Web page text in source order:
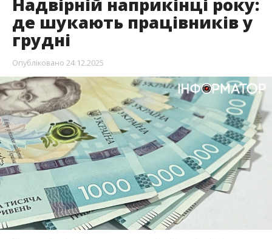
Надвірній наприкінці року:
де шукають працівників у
грудні
Опубліковано 24.12.2025